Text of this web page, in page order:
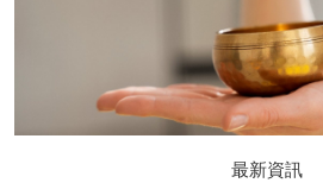
最新資訊